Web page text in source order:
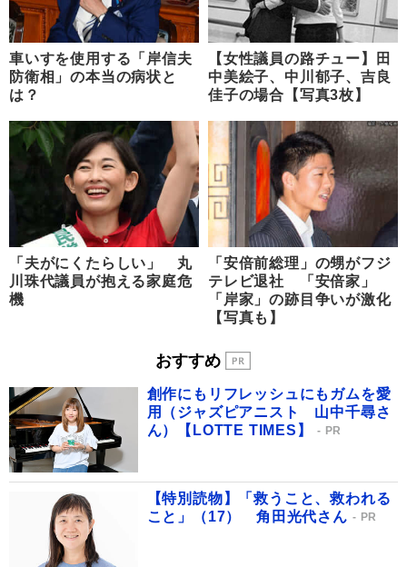
車いすを使用する「岸信夫
防衛相」の本当の病状と
は？
【女性議員の路チュー】田
中美絵子、中川郁子、吉良
佳子の場合【写真3枚】
「夫がにくたらしい」 丸
川珠代議員が抱える家庭危
機
「安倍前総理」の甥がフジ
テレビ退社 「安倍家」
「岸家」の跡目争いが激化
【写真も】
おすすめ
創作にもリフレッシュにもガムを愛
用（ジャズピアニスト 山中千尋さ
ん）【LOTTE TIMES】
PR
【特別読物】「救うこと、救われる
こと」（17） 角田光代さん
PR